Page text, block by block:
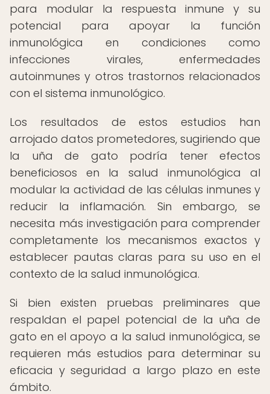
para modular la respuesta inmune y su
potencial para apoyar la función
inmunológica en condiciones como
infecciones virales, enfermedades
autoinmunes y otros trastornos relacionados
con el sistema inmunológico.
Los resultados de estos estudios han
arrojado datos prometedores, sugiriendo que
la uña de gato podría tener efectos
beneficiosos en la salud inmunológica al
modular la actividad de las células inmunes y
reducir la inflamación. Sin embargo, se
necesita más investigación para comprender
completamente los mecanismos exactos y
establecer pautas claras para su uso en el
contexto de la salud inmunológica.
Si bien existen pruebas preliminares que
respaldan el papel potencial de la uña de
gato en el apoyo a la salud inmunológica, se
requieren más estudios para determinar su
eficacia y seguridad a largo plazo en este
ámbito.